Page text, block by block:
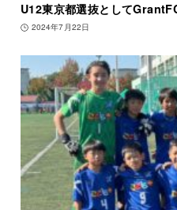
U12東京都選抜として
2024年7月22日